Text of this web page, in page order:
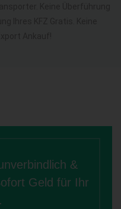
&
Geld für Ihr